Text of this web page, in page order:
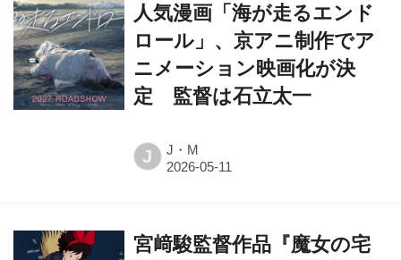
人気漫画「海が走るエンド
ロール」、京アニ制作でア
ニメーション映画化が決
定 監督は石立太一
J J・M
宮﨑駿監督作品『魔女の宅